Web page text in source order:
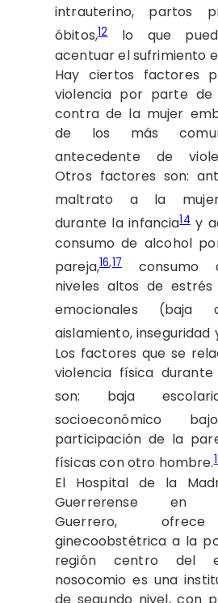
intrauterino, partos
óbitos,12lo que
acentuar el sufrimiento
Hay ciertos factores
violencia por parte
contra de la mujer
de los más
antecedente de
Otros factores son:
maltrato a la
durante la infancia14y
consumo de alcohol
pareja,16,17consumo
niveles altos de
emocionales (baja
aislamiento, inseguridad
Los factores que se
violencia física
son: baja
socioeconómico bajo
participación de la
físicas con otro hombre.
El Hospital de la
Guerrerense en
Guerrero,
ginecoobstétrica a la
región centro del
nosocomio es una
de segundo nivel, con